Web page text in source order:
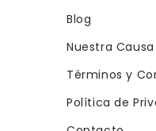
Blog
Nuestra Causa
Términos y
Política de